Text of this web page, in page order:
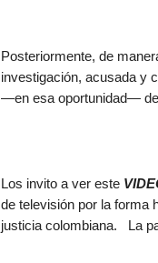
Posteriormente, de
investigación, acusada y
—en esa oportunidad—
Los invito a ver este
de televisión por la forma
justicia colombiana. La